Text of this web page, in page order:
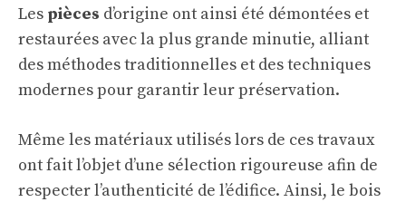
Les pièces d’origine ont ainsi été démontées et
restaurées avec la plus grande minutie, alliant
des méthodes traditionnelles et des techniques
modernes pour garantir leur préservation.
Même les matériaux utilisés lors de ces travaux
ont fait l’objet d’une sélection rigoureuse afin de
respecter l’authenticité de l’édifice. Ainsi, le bois